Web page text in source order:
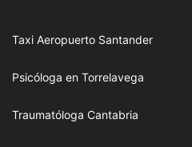
Taxi Aeropuerto Santander
Psicóloga en Torrelavega
Traumatóloga Cantabria